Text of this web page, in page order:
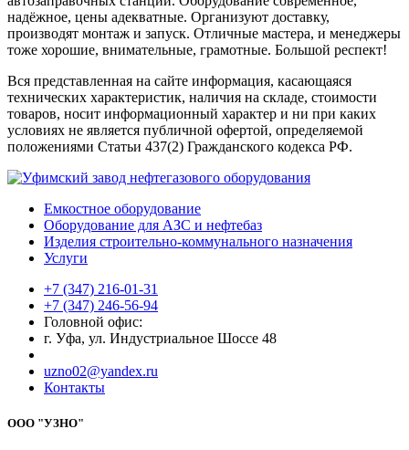
надёжное, цены адекватные. Организуют доставку,
производят монтаж и запуск. Отличные мастера, и менеджеры
тоже хорошие, внимательные, грамотные. Большой респект!
Вся представленная на сайте информация, касающаяся
технических характеристик, наличия на складе, стоимости
товаров, носит информационный характер и ни при каких
условиях не является публичной офертой, определяемой
положениями Статьи 437(2) Гражданского кодекса РФ.
Емкостное оборудование
Оборудование для АЗС и нефтебаз
Изделия строительно-коммунального назначения
Услуги
+7 (347) 216-01-31
+7 (347) 246-56-94
Головной офис:
г. Уфа, ул. Индустриальное Шоссе 48
uzno02@yandex.ru
Контакты
ООО "УЗНО"